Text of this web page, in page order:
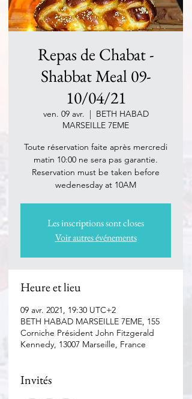
Repas de Chabat -
Shabbat Meal 09-
10/04/21
ven. 09 avr.
  |
BETH HABAD
MARSEILLE 7EME
Toute réservation faite après mercredi
matin 10:00 ne sera pas garantie.
Reservation must be taken before
wedenesday at 10AM
Les inscriptions sont closes
Voir autres événements
Heure et lieu
09 avr. 2021, 19:30 UTC+2
BETH HABAD MARSEILLE 7EME, 155
Corniche Président John Fitzgerald
Kennedy, 13007 Marseille, France
Invités